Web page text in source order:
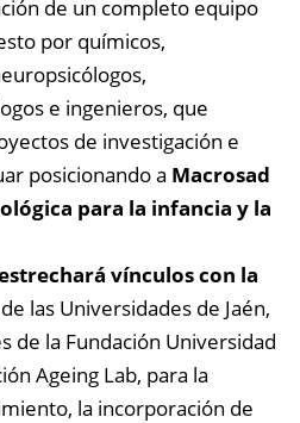
de un completo equipo
por químicos,
e ingenieros, que
de investigación e
posicionando a Macrosad
para la infancia y la
vínculos con la
de las Universidades de Jaén,
de la Fundación Universidad
Ageing Lab, para la
la incorporación de